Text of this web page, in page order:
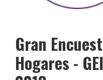
Gran
Hogares -